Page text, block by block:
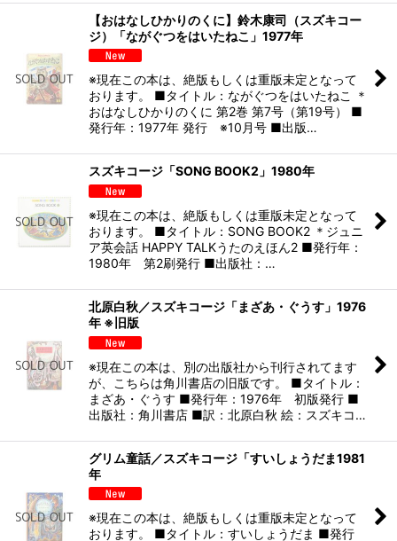
【おはなしひかりのくに】鈴木康司（スズキコー
ジ）「ながぐつをはいたねこ」1977年
※現在この本は、絶版もしくは重版未定となって
おります。 ■タイトル：ながぐつをはいたねこ ＊
おはなしひかりのくに 第2巻 第7号（第19号） ■
発行年：1977年 発行 ※10月号 ■出版…
スズキコージ「SONG BOOK2」1980年
※現在この本は、絶版もしくは重版未定となって
おります。 ■タイトル：SONG BOOK2 ＊ジュニ
ア英会話 HAPPY TALKうたのえほん2 ■発行年：
1980年 第2刷発行 ■出版社：…
北原白秋／スズキコージ「まざあ・ぐうす」1976
年 ※旧版
※現在この本は、別の出版社から刊行されてます
が、こちらは角川書店の旧版です。 ■タイトル：
まざあ・ぐうす ■発行年：1976年 初版発行 ■
出版社：角川書店 ■訳：北原白秋 絵：スズキコ…
グリム童話／スズキコージ「すいしょうだま1981
年
※現在この本は、絶版もしくは重版未定となって
おります。 ■タイトル：すいしょうだま ■発行